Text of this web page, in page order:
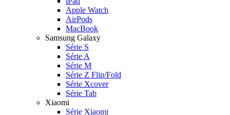
Apple Watch
AirPods
MacBook
Samsung Galaxy
Série S
Série A
Série M
Série Z Flip/Fold
Série Xcover
Série Tab
Xiaomi
Série Xiaomi